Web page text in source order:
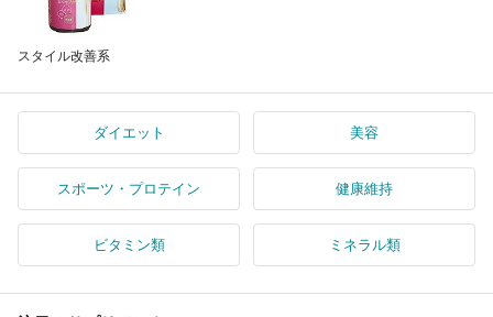
スタイル改善系
ダイエット 美容
スポーツ・プロテイン 健康維持
ビタミン類 ミネラル類